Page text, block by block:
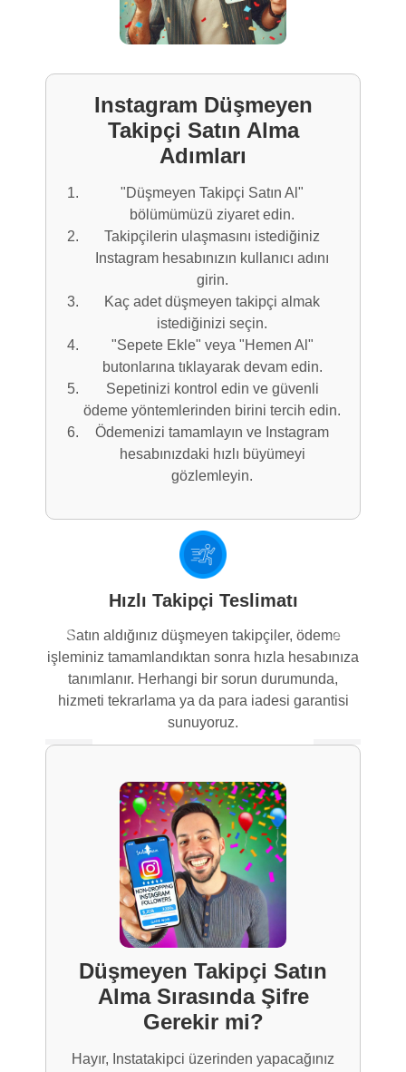
Instagram Düşmeyen
Takipçi Satın Alma
Adımları
"Düşmeyen Takipçi Satın Al"
bölümümüzü ziyaret edin.
Takipçilerin ulaşmasını istediğiniz
Instagram hesabınızın kullanıcı adını
girin.
Kaç adet düşmeyen takipçi almak
istediğinizi seçin.
"Sepete Ekle" veya "Hemen Al"
butonlarına tıklayarak devam edin.
Sepetinizi kontrol edin ve güvenli
ödeme yöntemlerinden birini tercih edin.
Ödemenizi tamamlayın ve Instagram
hesabınızdaki hızlı büyümeyi
gözlemleyin.
Hızlı Takipçi Teslimatı
Satın aldığınız düşmeyen takipçiler, ödeme
işleminiz tamamlandıktan sonra hızla hesabınıza
tanımlanır. Herhangi bir sorun durumunda,
hizmeti tekrarlama ya da para iadesi garantisi
sunuyoruz.
Previous Next
Düşmeyen Takipçi Satın
Alma Sırasında Şifre
Gerekir mi?
Hayır, Instatakipci üzerinden yapacağınız